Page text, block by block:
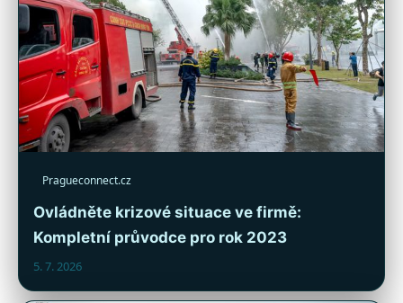
Pragueconnect.cz
Ovládněte krizové situace ve firmě:
Kompletní průvodce pro rok 2023
5. 7. 2026